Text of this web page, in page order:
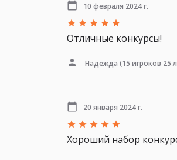
10 февраля 2024 г.
Отличные конкурсы!
Надежда (15 игроков 25
20 января 2024 г.
Хороший набор